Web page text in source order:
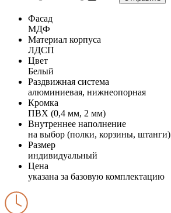
Фасад
МДФ
Материал корпуса
ЛДСП
Цвет
Белый
Раздвижная система
алюминиевая, нижнеопорная
Кромка
ПВХ (0,4 мм, 2 мм)
Внутреннее наполнение
на выбор (полки, корзины, штанги)
Размер
индивидуальный
Цена
указана за базовую комплектацию